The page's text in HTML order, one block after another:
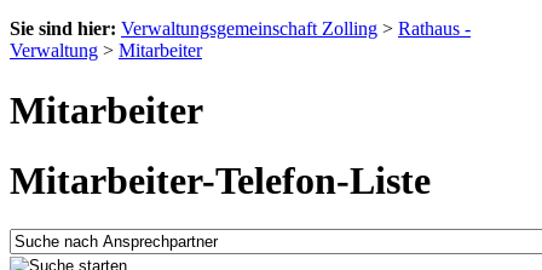
Sie sind hier: Verwaltungsgemeinschaft Zolling > Rathaus -
Verwaltung > Mitarbeiter
Mitarbeiter
Mitarbeiter-Telefon-Liste